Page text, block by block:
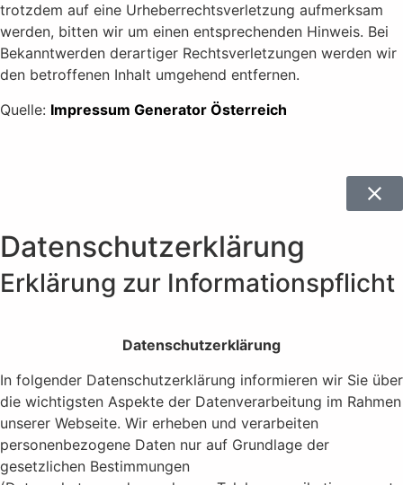
trotzdem auf eine Urheberrechtsverletzung aufmerksam
werden, bitten wir um einen entsprechenden Hinweis. Bei
Bekanntwerden derartiger Rechtsverletzungen werden wir
den betroffenen Inhalt umgehend entfernen.
Quelle: Impressum Generator Österreich
Datenschutzerklärung
Erklärung zur Informationspflicht
Datenschutzerklärung
In folgender Datenschutzerklärung informieren wir Sie über
die wichtigsten Aspekte der Datenverarbeitung im Rahmen
unserer Webseite. Wir erheben und verarbeiten
personenbezogene Daten nur auf Grundlage der
gesetzlichen Bestimmungen